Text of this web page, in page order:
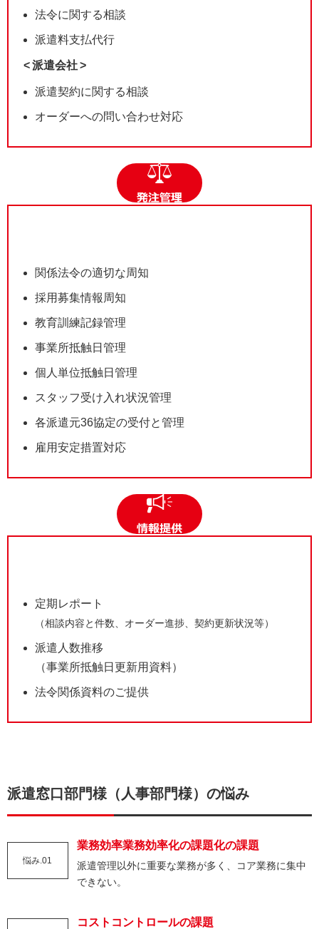
法令に関する相談
派遣料支払代行
派遣会社
派遣契約に関する相談
オーダーへの問い合わせ対応
関係法令の適切な周知
採用募集情報周知
教育訓練記録管理
事業所抵触日管理
個人単位抵触日管理
スタッフ受け入れ状況管理
各派遣元36協定の受付と管理
雇用安定措置対応
定期レポート
（相談内容と件数、オーダー進捗、契約更新状況等）
派遣人数推移
（事業所抵触日更新用資料）
法令関係資料のご提供
派遣窓口部門様（人事部門様）の悩み
悩み.01
業務効率業務効率化の課題化の課題
派遣管理以外に重要な業務が多く、コア業務に集中
できない。
コストコントロールの課題